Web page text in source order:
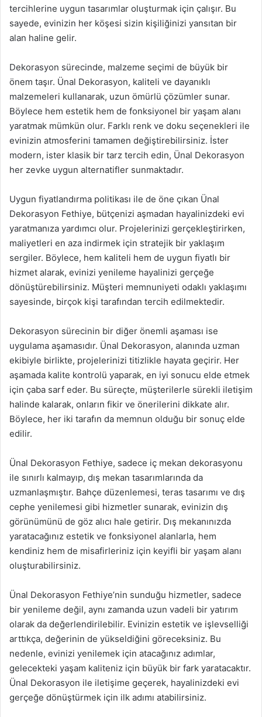
tercihlerine uygun tasarımlar oluşturmak için çalışır. Bu
sayede, evinizin her köşesi sizin kişiliğinizi yansıtan bir
alan haline gelir.
Dekorasyon sürecinde, malzeme seçimi de büyük bir
önem taşır. Ünal Dekorasyon, kaliteli ve dayanıklı
malzemeleri kullanarak, uzun ömürlü çözümler sunar.
Böylece hem estetik hem de fonksiyonel bir yaşam alanı
yaratmak mümkün olur. Farklı renk ve doku seçenekleri ile
evinizin atmosferini tamamen değiştirebilirsiniz. İster
modern, ister klasik bir tarz tercih edin, Ünal Dekorasyon
her zevke uygun alternatifler sunmaktadır.
Uygun fiyatlandırma politikası ile de öne çıkan Ünal
Dekorasyon Fethiye, bütçenizi aşmadan hayalinizdeki evi
yaratmanıza yardımcı olur. Projelerinizi gerçekleştirirken,
maliyetleri en aza indirmek için stratejik bir yaklaşım
sergiler. Böylece, hem kaliteli hem de uygun fiyatlı bir
hizmet alarak, evinizi yenileme hayalinizi gerçeğe
dönüştürebilirsiniz. Müşteri memnuniyeti odaklı yaklaşımı
sayesinde, birçok kişi tarafından tercih edilmektedir.
Dekorasyon sürecinin bir diğer önemli aşaması ise
uygulama aşamasıdır. Ünal Dekorasyon, alanında uzman
ekibiyle birlikte, projelerinizi titizlikle hayata geçirir. Her
aşamada kalite kontrolü yaparak, en iyi sonucu elde etmek
için çaba sarf eder. Bu süreçte, müşterilerle sürekli iletişim
halinde kalarak, onların fikir ve önerilerini dikkate alır.
Böylece, her iki tarafın da memnun olduğu bir sonuç elde
edilir.
Ünal Dekorasyon Fethiye, sadece iç mekan dekorasyonu
ile sınırlı kalmayıp, dış mekan tasarımlarında da
uzmanlaşmıştır. Bahçe düzenlemesi, teras tasarımı ve dış
cephe yenilemesi gibi hizmetler sunarak, evinizin dış
görünümünü de göz alıcı hale getirir. Dış mekanınızda
yaratacağınız estetik ve fonksiyonel alanlarla, hem
kendiniz hem de misafirleriniz için keyifli bir yaşam alanı
oluşturabilirsiniz.
Ünal Dekorasyon Fethiye’nin sunduğu hizmetler, sadece
bir yenileme değil, aynı zamanda uzun vadeli bir yatırım
olarak da değerlendirilebilir. Evinizin estetik ve işlevselliği
arttıkça, değerinin de yükseldiğini göreceksiniz. Bu
nedenle, evinizi yenilemek için atacağınız adımlar,
gelecekteki yaşam kaliteniz için büyük bir fark yaratacaktır.
Ünal Dekorasyon ile iletişime geçerek, hayalinizdeki evi
gerçeğe dönüştürmek için ilk adımı atabilirsiniz.